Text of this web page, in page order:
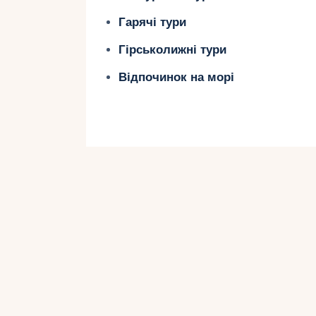
пляжу – кришталево чиста вода
Гарячі тури
Гірськолижні тури
Відпочинок на морі